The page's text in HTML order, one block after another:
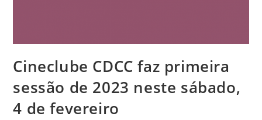
Cineclube CDCC faz primeira
sessão de 2023 neste sábado,
4 de fevereiro